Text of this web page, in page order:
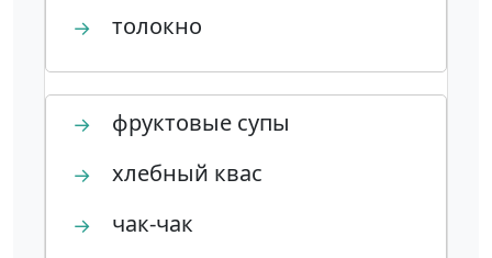
→ толокно
→ фруктовые супы
→ хлебный квас
→ чак-чак